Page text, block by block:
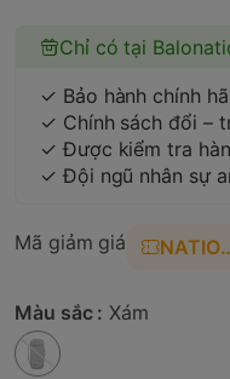
Chỉ có tại
✓ Bảo hành chính
✓ Chính sách đổi –
✓ Được kiểm tra
✓ Đội ngũ nhân sự
Mã giảm giá
Màu sắc : Xám